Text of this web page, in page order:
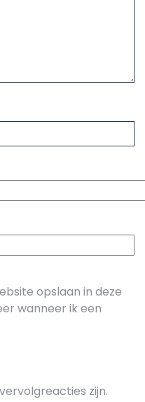
opslaan in deze
wanneer ik een
zijn.